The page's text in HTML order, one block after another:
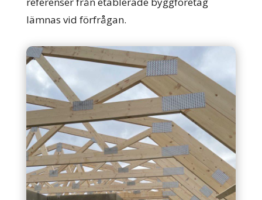
lämnas vid förfrågan.